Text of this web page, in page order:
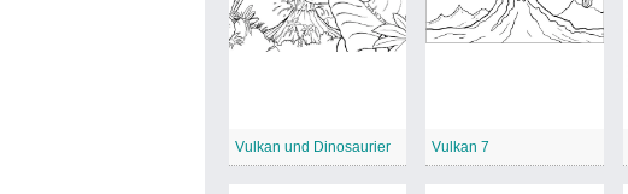
Vulkan und Dinosaurier Vulkan 7